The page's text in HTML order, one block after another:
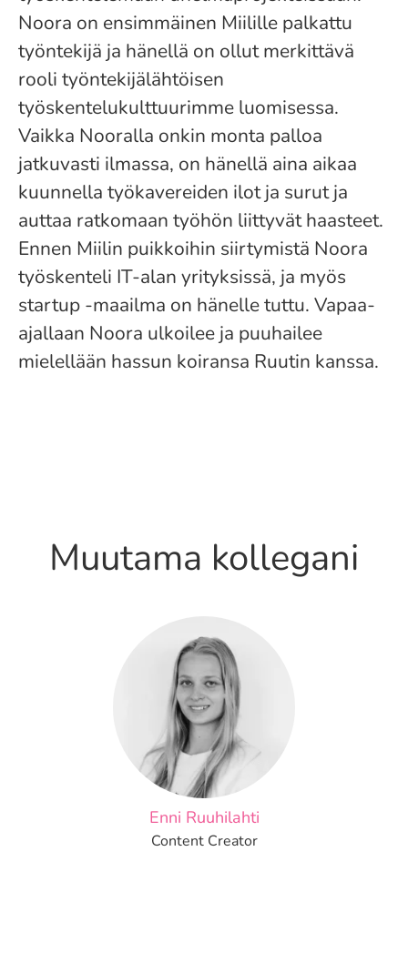
Noora on ensimmäinen Miilille palkattu
työntekijä ja hänellä on ollut merkittävä
rooli työntekijälähtöisen
työskentelukulttuurimme luomisessa.
Vaikka Nooralla onkin monta palloa
jatkuvasti ilmassa, on hänellä aina aikaa
kuunnella työkavereiden ilot ja surut ja
auttaa ratkomaan työhön liittyvät haasteet.
Ennen Miilin puikkoihin siirtymistä Noora
työskenteli IT-alan yrityksissä, ja myös
startup -maailma on hänelle tuttu. Vapaa-
ajallaan Noora ulkoilee ja puuhailee
mielellään hassun koiransa Ruutin kanssa.
Muutama kollegani
Enni Ruuhilahti
Content Creator